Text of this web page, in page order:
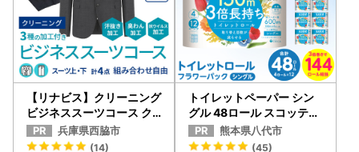
【リナビス】クリーニング
ビジネススーツコース ク
ーポン（24-16） クリー
ニング 宅配クリーニング
兵庫県西脇市
(14)
トイレットペーパー シン
グル 48ロール スコッティ
トイレット熊本県八代市
(45)